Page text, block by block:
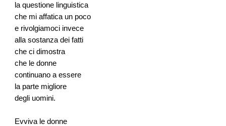
la questione linguistica
che mi affatica un poco
e rivolgiamoci invece
alla sostanza dei fatti
che ci dimostra
che le donne
continuano a essere
la parte migliore
degli uomini.
Evviva le donne